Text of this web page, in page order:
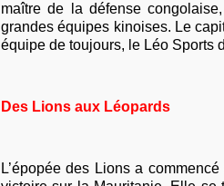
maître de la défense
grandes équipes kinoises. Le
équipe de toujours, le Léo Sports
Des Lions aux Léopards
L’épopée des Lions a